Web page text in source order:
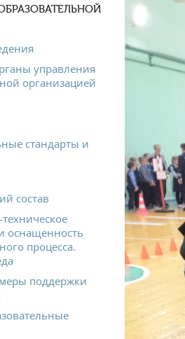
управления
организацией
стандарты и
состав
оснащенность
процесса.
поддержки